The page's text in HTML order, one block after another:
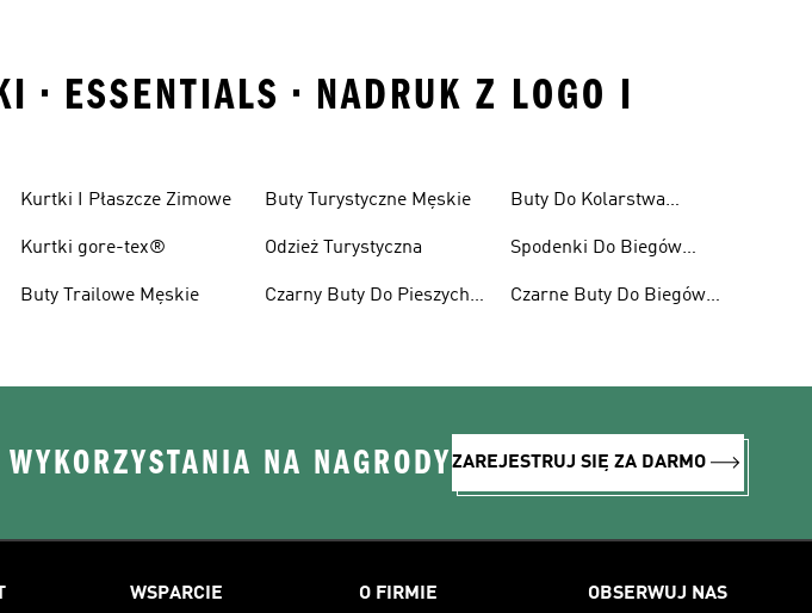
• ESSENTIALS • NADRUK Z LOGO I
Kurtki I Płaszcze Zimowe
Kurtki gore-tex®
Buty Trailowe Męskie
Buty Turystyczne Męskie
Odzież Turystyczna
Czarny Buty Do Pieszych
Buty Do Kolarstwa
Spodenki Do Biegów
Czarne Buty Do Biegów
NA NAGRODYZAREJESTRUJ SIĘ ZA DARMO
WSPARCIE O FIRMIE OBSERWUJ NAS